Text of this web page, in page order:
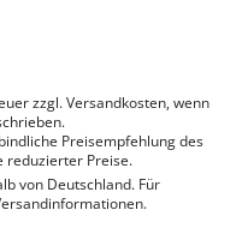
zzgl. Versandkosten, wenn
Preisempfehlung des
reduzierter Preise.
von Deutschland. Für